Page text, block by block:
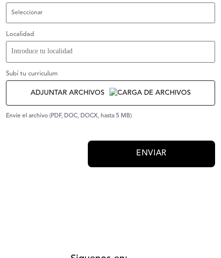
Localidad
Subí tu curriculum
ADJUNTAR ARCHIVOS
Envíe el archivo (PDF, DOC, DOCX, hasta 5 MB)
ENVIAR